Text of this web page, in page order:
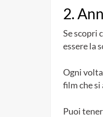
2.
Se scopri
essere la
Ogni
film che
Puoi